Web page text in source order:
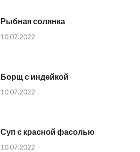
Рыбная солянка
10.07.2022
Борщ с индейкой
10.07.2022
Суп с красной фасолью
10.07.2022